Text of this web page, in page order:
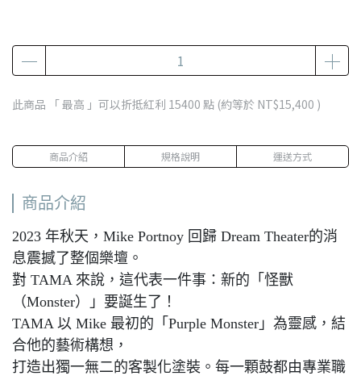
此商品 「 最高 」可以折抵紅利 15400 點 (約等於 NT$15,400 )
商品介紹 規格說明 運送方式
商品介紹
2023 年秋天，Mike Portnoy 回歸 Dream Theater的消
息震撼了整個樂壇。
對 TAMA 來說，這代表一件事：新的「怪獸
（Monster）」要誕生了！
TAMA 以 Mike 最初的「Purple Monster」為靈感，結
合他的藝術構想，
打造出獨一無二的客製化塗裝。每一顆鼓都由專業職